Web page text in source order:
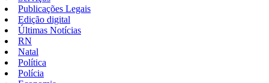
Publicações Legais
Edição digital
Últimas Notícias
RN
Natal
Política
Polícia